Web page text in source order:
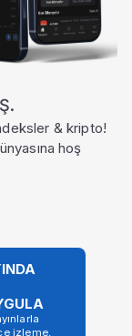
& kripto!
hoş
izleme,